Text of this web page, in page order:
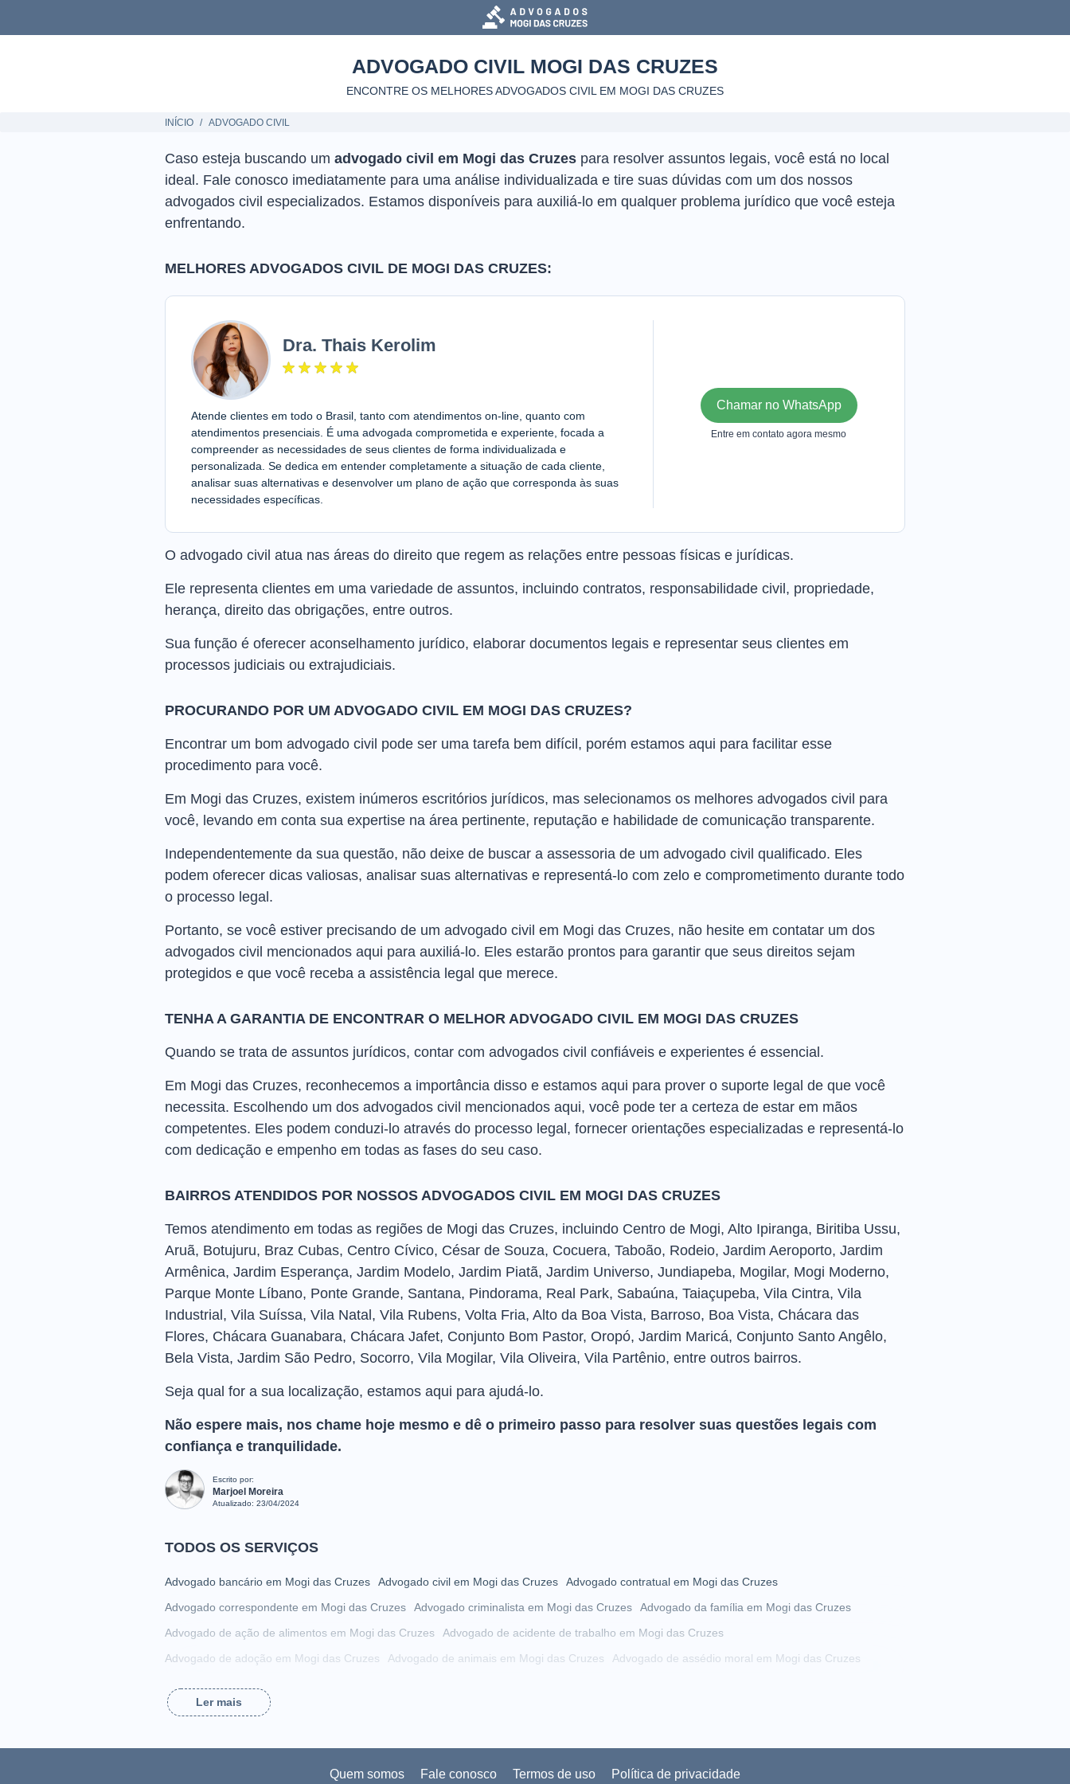
ADVOGADO CIVIL MOGI DAS CRUZES
ENCONTRE OS MELHORES ADVOGADOS CIVIL EM MOGI DAS CRUZES
INÍCIO ADVOGADO CIVIL
Caso esteja buscando um advogado civil em Mogi das Cruzes para resolver assuntos legais, você está no local
ideal. Fale conosco imediatamente para uma análise individualizada e tire suas dúvidas com um dos nossos
advogados civil especializados. Estamos disponíveis para auxiliá-lo em qualquer problema jurídico que você esteja
enfrentando.
MELHORES ADVOGADOS CIVIL DE MOGI DAS CRUZES:
Dra. Thais Kerolim
Atende clientes em todo o Brasil, tanto com atendimentos on-line, quanto com
atendimentos presenciais. É uma advogada comprometida e experiente, focada a
compreender as necessidades de seus clientes de forma individualizada e
personalizada. Se dedica em entender completamente a situação de cada cliente,
analisar suas alternativas e desenvolver um plano de ação que corresponda às suas
necessidades específicas.
Chamar no WhatsApp
Entre em contato agora mesmo
O advogado civil atua nas áreas do direito que regem as relações entre pessoas físicas e jurídicas.
Ele representa clientes em uma variedade de assuntos, incluindo contratos, responsabilidade civil, propriedade,
herança, direito das obrigações, entre outros.
Sua função é oferecer aconselhamento jurídico, elaborar documentos legais e representar seus clientes em
processos judiciais ou extrajudiciais.
PROCURANDO POR UM ADVOGADO CIVIL EM MOGI DAS CRUZES?
Encontrar um bom advogado civil pode ser uma tarefa bem difícil, porém estamos aqui para facilitar esse
procedimento para você.
Em Mogi das Cruzes, existem inúmeros escritórios jurídicos, mas selecionamos os melhores advogados civil para
você, levando em conta sua expertise na área pertinente, reputação e habilidade de comunicação transparente.
Independentemente da sua questão, não deixe de buscar a assessoria de um advogado civil qualificado. Eles
podem oferecer dicas valiosas, analisar suas alternativas e representá-lo com zelo e comprometimento durante todo
o processo legal.
Portanto, se você estiver precisando de um advogado civil em Mogi das Cruzes, não hesite em contatar um dos
advogados civil mencionados aqui para auxiliá-lo. Eles estarão prontos para garantir que seus direitos sejam
protegidos e que você receba a assistência legal que merece.
TENHA A GARANTIA DE ENCONTRAR O MELHOR ADVOGADO CIVIL EM MOGI DAS CRUZES
Quando se trata de assuntos jurídicos, contar com advogados civil confiáveis e experientes é essencial.
Em Mogi das Cruzes, reconhecemos a importância disso e estamos aqui para prover o suporte legal de que você
necessita. Escolhendo um dos advogados civil mencionados aqui, você pode ter a certeza de estar em mãos
competentes. Eles podem conduzi-lo através do processo legal, fornecer orientações especializadas e representá-lo
com dedicação e empenho em todas as fases do seu caso.
BAIRROS ATENDIDOS POR NOSSOS ADVOGADOS CIVIL EM MOGI DAS CRUZES
Temos atendimento em todas as regiões de Mogi das Cruzes, incluindo Centro de Mogi, Alto Ipiranga, Biritiba Ussu,
Aruã, Botujuru, Braz Cubas, Centro Cívico, César de Souza, Cocuera, Taboão, Rodeio, Jardim Aeroporto, Jardim
Armênica, Jardim Esperança, Jardim Modelo, Jardim Piatã, Jardim Universo, Jundiapeba, Mogilar, Mogi Moderno,
Parque Monte Líbano, Ponte Grande, Santana, Pindorama, Real Park, Sabaúna, Taiaçupeba, Vila Cintra, Vila
Industrial, Vila Suíssa, Vila Natal, Vila Rubens, Volta Fria, Alto da Boa Vista, Barroso, Boa Vista, Chácara das
Flores, Chácara Guanabara, Chácara Jafet, Conjunto Bom Pastor, Oropó, Jardim Maricá, Conjunto Santo Angêlo,
Bela Vista, Jardim São Pedro, Socorro, Vila Mogilar, Vila Oliveira, Vila Partênio, entre outros bairros.
Seja qual for a sua localização, estamos aqui para ajudá-lo.
Não espere mais, nos chame hoje mesmo e dê o primeiro passo para resolver suas questões legais com
confiança e tranquilidade.
Escrito por:
Marjoel Moreira
Atualizado: 23/04/2024
TODOS OS SERVIÇOS
Advogado bancário em Mogi das Cruzes Advogado civil em Mogi das Cruzes
Advogado contratual em Mogi das Cruzes
Advogado correspondente em Mogi das Cruzes
Advogado criminalista em Mogi das Cruzes
Advogado da família em Mogi das Cruzes
Advogado de ação de alimentos em Mogi das Cruzes
Advogado de acidente de trabalho em Mogi das Cruzes
Advogado de adoção em Mogi das Cruzes
Advogado de animais em Mogi das Cruzes
Advogado de assédio moral em Mogi das Cruzes
Advogado de busca e apreensão em Mogi das Cruzes
Ler mais
Quem somos Fale conosco Termos de uso Política de privacidade